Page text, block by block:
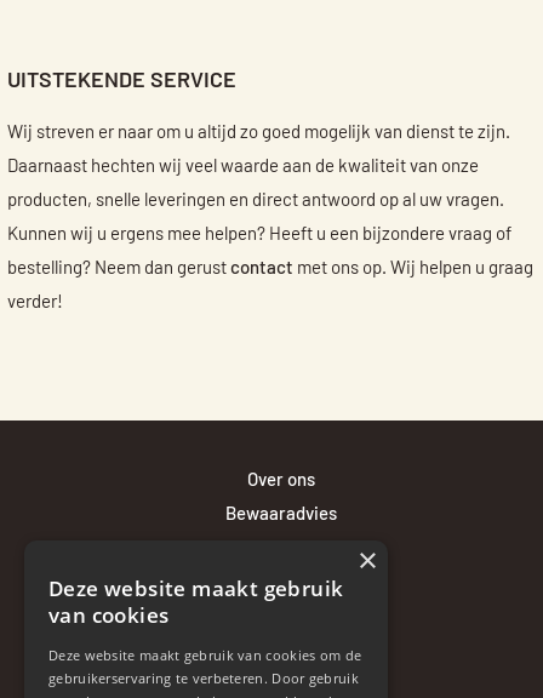
UITSTEKENDE SERVICE
Wij streven er naar om u altijd zo goed mogelijk van dienst te zijn.
Daarnaast hechten wij veel waarde aan de kwaliteit van onze
producten, snelle leveringen en direct antwoord op al uw vragen.
Kunnen wij u ergens mee helpen? Heeft u een bijzondere vraag of
bestelling? Neem dan gerust contact met ons op. Wij helpen u graag
verder!
Over ons
Bewaaradvies
Retourneren en klachten
Disclaimer
Algemene voorwaarden
Deze website maakt gebruik
van cookies
Deze website maakt gebruik van cookies om de
gebruikerservaring te verbeteren. Door gebruik
×